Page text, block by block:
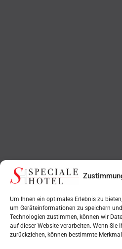
Um Ihnen ein optimales Erlebnis zu
um Geräteinformationen zu speichern
Technologien zustimmen, können wir
auf dieser Website verarbeiten. Wenn
zurückziehen, können bestimmte